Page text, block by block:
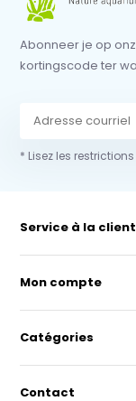
Abonneer je op
kortingscode ter
* Lisez les
Service à la
Mon compte
Catégories
Contact